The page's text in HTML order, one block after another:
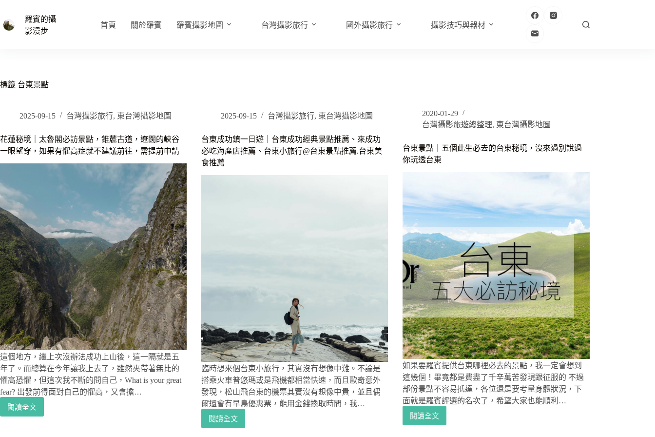
主
羅賓的攝
影漫步
首頁 關於羅賓 羅賓攝影地圖 台灣攝影旅行 國外攝影旅行 攝影技巧與器材
標籤 台東景點
2025-09-15 台灣攝影旅行, 東台灣攝影地圖
花蓮秘境｜太魯閣必訪景點，錐麓古道，遼闊的峽谷
一眼望穿，如果有懼高症就不建議前往，需提前申請
這個地方，繼上次沒辦法成功上山後，這一隔就是五
年了。而總算在今年讓我上去了，雖然夾帶著無比的
懼高恐懼，但這次我不斷的問自己，What is your great
fear? 出發前得面對自己的懼高，又會擔…
閱讀全文
花
2025-09-15 台灣攝影旅行, 東台灣攝影地圖
台東成功鎮一日遊｜台東成功經典景點推薦、來成功
必吃海產店推薦、台東小旅行@台東景點推薦.台東美
食推薦
臨時想來個台東小旅行，其實沒有想像中難。不論是
搭乘火車普悠瑪或是飛機都相當快速，而且歐奇意外
發現，松山飛台東的機票其實沒有想像中貴，並且偶
爾還會有早鳥優惠票，能用金錢換取時間，我…
閱讀全文
台
2020-01-29
台灣攝影旅遊總整理, 東台灣攝影地圖
台東景點｜五個此生必去的台東秘境，沒來過別說過
你玩透台東
如果要羅賓提供台東哪裡必去的景點，我一定會想到
這幾個！畢竟都是費盡了千辛萬苦發現跟征服的 不過
部份景點不容易抵達，各位還是要考量身體狀況，下
面就是羅賓評選的名次了，希望大家也能順利…
閱讀全文
台